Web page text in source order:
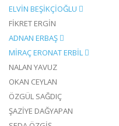
ELVİN BEŞİKÇİOĞLU
FİKRET ERGİN
ADNAN ERBAŞ
MİRAÇ ERONAT ERBİL
NALAN YAVUZ
OKAN CEYLAN
ÖZGÜL SAĞDIÇ
ŞAZİYE DAĞYAPAN